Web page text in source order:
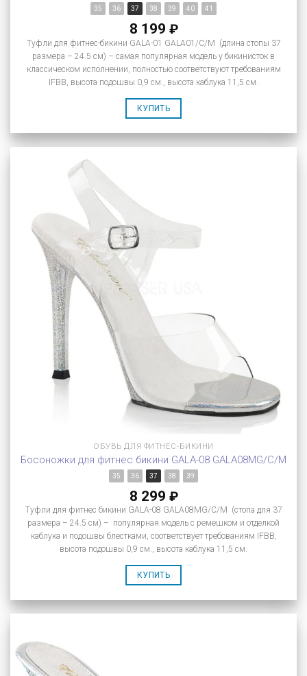
35 36 37 38 39 40 41
8 199 ₽
Туфли для фитнес-бикини GALA-01 GALA01/C/M (длина стопы 37
размера – 24.5 см) – самая популярная модель у бикинисток в
классическом исполнении, полностью соответствуют требованиям
IFBB, высота подошвы 0,9 см., высота каблука 11,5 см.
КУПИТЬ
ОБУВЬ ДЛЯ ФИТНЕС-БИКИНИ
Босоножки для фитнес бикини GALA-08 GALA08MG/C/M
35 36 37 38 39
8 299 ₽
Туфли для фитнес бикини GALA-08 GALA08MG/C/M (стопа для 37
размера – 24.5 см) – популярная модель с ремешком и отделкой
каблука и подошвы блестками, соответствует требованиям IFBB,
высота подошвы 0,9 см., высота каблука 11,5 см.
КУПИТЬ